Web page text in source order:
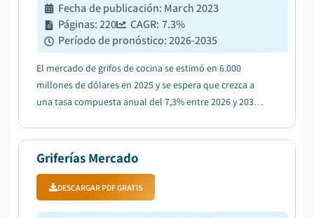
Fecha de publicación: March 2023
Páginas:220 CAGR: 7.3%
Período de pronóstico:2026-2035
El mercado de grifos de cocina se estimó en 6.000
millones de dólares en 2025 y se espera que crezca a
una tasa compuesta anual del 7,3% entre 2026 y 2035,
Griferías Mercado
DESCARGAR PDF GRATIS